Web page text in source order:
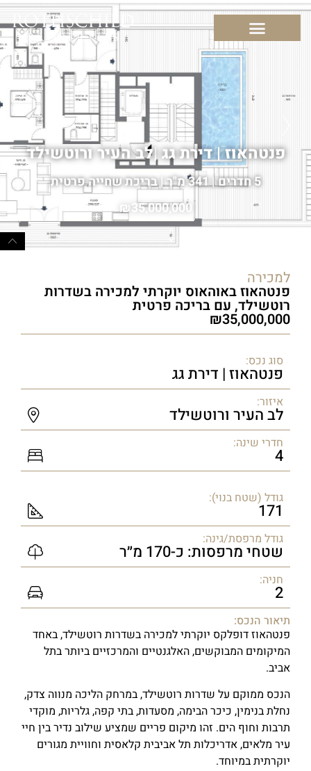
פנטהאוז | דירת גג|לב העיר ורוטשילד
5 חדרים | 341 מ"ר | בריכת שחייה פרטית
35,000,000
למכירה
פנטהאוז באוהאוס יוקרתי למכירה בשדרות
רוטשילד, עם בריכה פרטית
35,000,000
סוג נכס:
פנטהאוז | דירת גג
איזור:
לב העיר ורוטשילד
חדרי שינה:
4
גודל (שטח בנוי):
171
גודל מרפסת/גינה:
שטחי מרפסות: כ-170 מ״ר
חניה:
2
תיאור הנכס:
פנטהאוז דופלקס יוקרתי למכירה בשדרות רוטשילד, באחד
המיקומים המבוקשים, האלגנטיים והמרכזיים ביותר בתל
אביב.
הנכס ממוקם על שדרות רוטשילד, במרחק הליכה מנווה צדק,
נחלת בנימין, כיכר הבימה, מסעדות, בתי קפה, גלריות, מוקדי
תרבות וחוף הים. זהו מיקום פריים שמציע שילוב נדיר בין חיי
עיר מלאים, אדריכלות תל אביבית קלאסית וחוויית מגורים
יוקרתית במיוחד.